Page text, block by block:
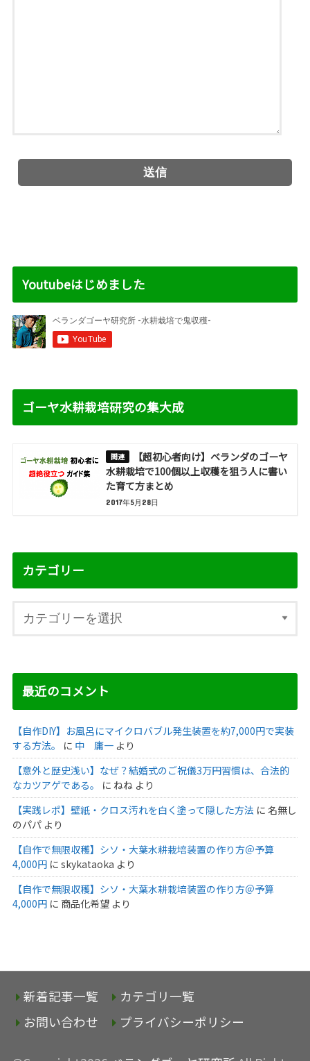
Youtubeはじめました
ゴーヤ水耕栽培研究の集大成
【超初心者向け】ベランダのゴーヤ
水耕栽培で100個以上収穫を狙う人に書い
た育て方まとめ
2017年5月28日
カテゴリー
最近のコメント
【自作DIY】お風呂にマイクロバブル発生装置を約7,000円で実装
する方法。
に 中 庸一より
【意外と歴史浅い】なぜ？結婚式のご祝儀3万円習慣は、合法的
なカツアゲである。
に ねねより
【実践レポ】壁紙・クロス汚れを白く塗って隠した方法 に 名無し
のパパより
【自作で無限収穫】シソ・大葉水耕栽培装置の作り方＠予算
4,000円に skykataoka より
【自作で無限収穫】シソ・大葉水耕栽培装置の作り方＠予算
4,000円に 商品化希望より
新着記事一覧
カテゴリ一覧
お問い合わせ
プライバシーポリシー